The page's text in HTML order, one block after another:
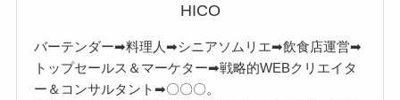
HICO
バーテンダー➡料理人➡シニアソムリエ➡飲食店運営➡
トップセールス＆マーケター➡戦略的WEBクリエイタ
ー＆コンサルタント➡〇〇〇。